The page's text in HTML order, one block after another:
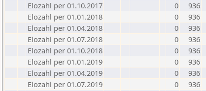
Elozahl per 01.10.2017
0
936
Elozahl per 01.01.2018
0
936
Elozahl per 01.04.2018
0
936
Elozahl per 01.07.2018
0
936
Elozahl per 01.10.2018
0
936
Elozahl per 01.01.2019
0
936
Elozahl per 01.04.2019
0
936
Elozahl per 01.07.2019
0
936